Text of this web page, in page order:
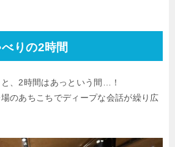
べりの2時間
、2時間はあっという間…！
のあちこちでディープな会話が繰り広